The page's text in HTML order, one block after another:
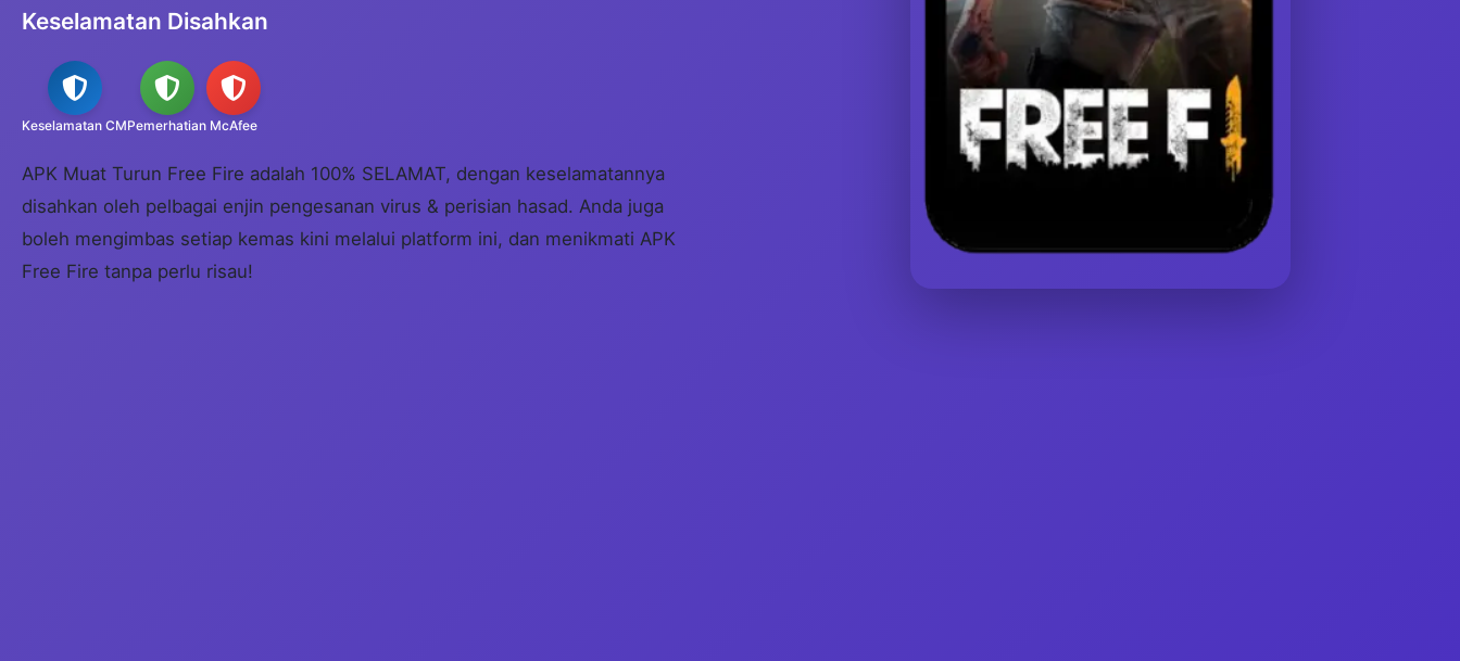
Keselamatan Disahkan
Keselamatan CMPemerhatian McAfee
APK Muat Turun Free Fire adalah 100% SELAMAT, dengan keselamatannya
disahkan oleh pelbagai enjin pengesanan virus & perisian hasad. Anda juga
boleh mengimbas setiap kemas kini melalui platform ini, dan menikmati APK
Free Fire tanpa perlu risau!